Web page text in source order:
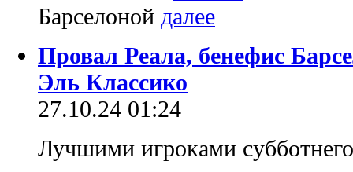
Барселоной
Провал Реала, бенефис
Эль Классико
27.10.24 01:24
Лучшими игроками